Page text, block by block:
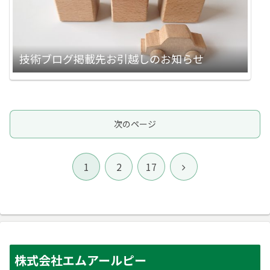
技術ブログ掲載先お引越しのお知らせ
次のページ
1 2 17
次
株式会社エムアールピー